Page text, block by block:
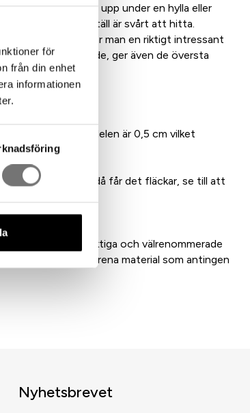
för
från din enhet
informationen
Detta skruvas upp under en hylla eller
mer praktiskt vinställ är svårt att hitta.
och på så vis får man en riktigt intressant
ditt vinställ stående, ger även de översta
lilla utskjutande delen är 0,5 cm vilket
ska inte bli blött, då får det fläckar, se till att
med duktiga och välrenommerade
relation med och rena material som antingen
Nyhetsbrevet